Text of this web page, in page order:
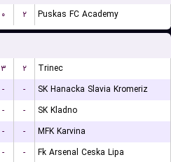
۰ ۲ Puskas FC Academy
۳ ۲
Trinec
- -
SK Hanacka Slavia Kromeriz
- -
SK Kladno
- -
MFK Karvina
- -
Fk Arsenal Ceska Lipa